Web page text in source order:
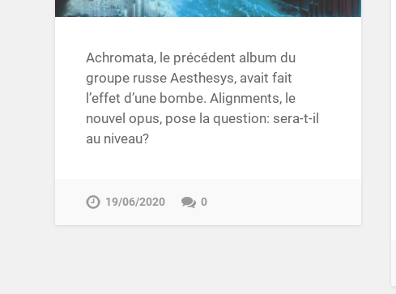
Achromata, le précédent album du
groupe russe Aesthesys, avait fait
l’effet d’une bombe. Alignments, le
nouvel opus, pose la question: sera-t-il
au niveau?
19/06/2020 0